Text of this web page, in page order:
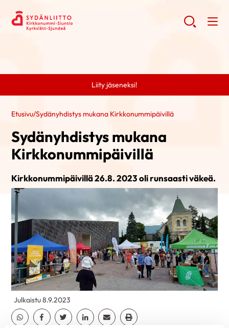
Liity jäseneksi!
Etusivu/Sydänyhdistys mukana Kirkkonummipäivillä
Sydänyhdistys mukana
Kirkkonummipäivillä
Kirkkonummipäivillä 26.8. 2023 oli runsaasti väkeä.
Julkaistu 8.9.2023
Jaa Whatsapp
Jaa Facebook
Jaa TwitterJaa Linkedin
Jaa EmailJaa Print